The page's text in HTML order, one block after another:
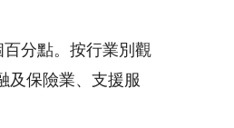
分點。按行業別觀
及保險業、支援服